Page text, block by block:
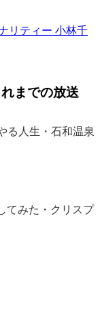
までの放送
る人生・石和温泉
てみた・クリスプ